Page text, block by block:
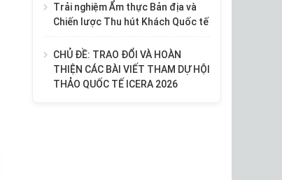
Trải nghiệm Ẩm thực Bản địa và
Chiến lược Thu hút Khách Quốc tế
CHỦ ĐỀ: TRAO ĐỔI VÀ HOÀN
THIỆN CÁC BÀI VIẾT THAM DỰ HỘI
THẢO QUỐC TẾ ICERA 2026